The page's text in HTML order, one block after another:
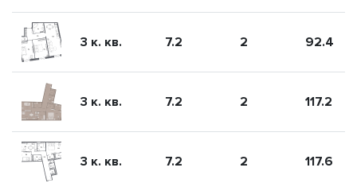
3 к. кв. 7.2 2 92.4
3 к. кв. 7.2 2 117.2
3 к. кв. 7.2 2 117.6